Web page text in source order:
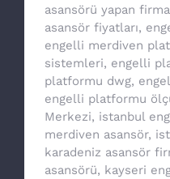
asansörü yapan
asansör fiyatları,
engelli merdiven
sistemleri, engelli
platformu dwg,
engelli platformu
Merkezi, istanbul
merdiven asansör,
karadeniz asansör
asansörü, kayseri